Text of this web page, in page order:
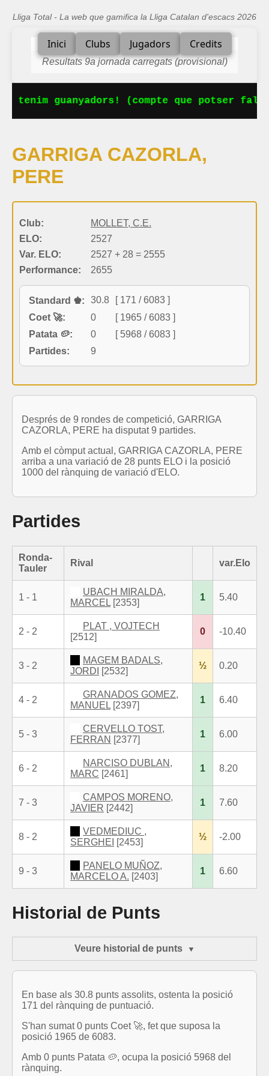
Lliga Total - La web que gamifica la Lliga Catalan d'escacs 2026
Inici Clubs Jugadors Credits
Resultats 9a jornada carregats (provisional)
tenim guanyadors! (compte que potser
GARRIGA CAZORLA,
PERE
Club:
MOLLET, C.E.
ELO:
2527
Var. ELO:
2527 + 28 = 2555
Performance:
2655
Standard ♚: 30.8
[ 171 / 6083 ]
Coet 🚀:
0
[ 1965 / 6083 ]
Patata 🥔:
0
[ 5968 / 6083 ]
Partides:
9
Després de 9 rondes de competició, GARRIGA
CAZORLA, PERE ha disputat 9 partides.
Amb el còmput actual, GARRIGA CAZORLA, PERE
arriba a una variació de 28 punts ELO i la posició
1000 del rànquing de variació d'ELO.
Partides
Ronda-
Tauler
Rival var.Elo
1 - 1
UBACH MIRALDA,
MARCEL [2353]
1 5.40
2 - 2
PLAT , VOJTECH
[2512]
0 -10.40
3 - 2
MAGEM BADALS,
JORDI
[2532]
½ 0.20
4 - 2
GRANADOS GOMEZ,
MANUEL [2397]
1 6.40
5 - 3
CERVELLO TOST,
FERRAN [2377]
1 6.00
6 - 2
NARCISO DUBLAN,
MARC [2461]
1 8.20
7 - 3
CAMPOS MORENO,
JAVIER [2442]
1 7.60
8 - 2
VEDMEDIUC ,
SERGHEI
[2453]
½ -2.00
9 - 3
PANELO MUÑOZ,
MARCELO A. [2403]
1 6.60
Historial de Punts
Veure historial de punts
En base als 30.8 punts assolits, ostenta la posició
171 del rànquing de puntuació.
S'han sumat 0 punts Coet 🚀, fet que suposa la
posició 1965 de 6083.
Amb 0 punts Patata 🥔, ocupa la posició 5968 del
rànquing.